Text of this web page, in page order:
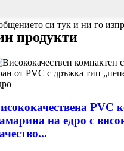
си тук и ни го
продукти
PVC
на едро с